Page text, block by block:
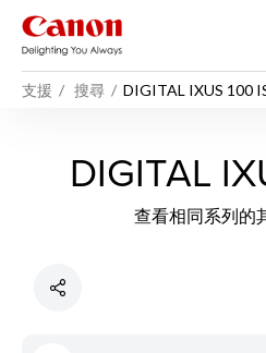
支援 搜尋 DIGITAL IXUS 100
DIGITAL
查看相同系列的